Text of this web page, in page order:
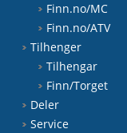
Finn.no/MC
Finn.no/ATV
Tilhenger
Tilhengar
Finn/Torget
Deler
Service